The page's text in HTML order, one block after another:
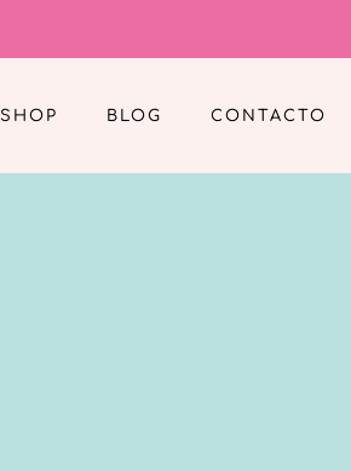
SHOP BLOG CONTACTO